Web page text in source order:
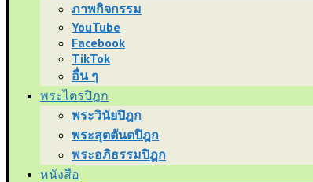
ภาพกิจกรรม
YouTube
Facebook
TikTok
อื่น ๆ
พระไตรปิฎก
พระวินัยปิฎก
พระสุตตันตปิฎก
พระอภิธรรมปิฎก
หนังสือ